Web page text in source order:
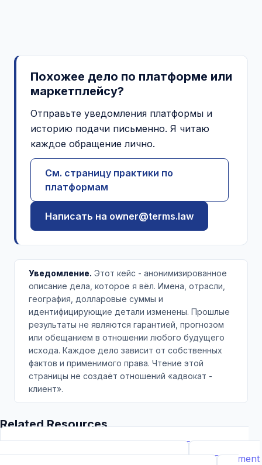
Похожее дело по платформе или
маркетплейсу?
Отправьте уведомления платформы и
историю подачи письменно. Я читаю
каждое обращение лично.
См. страницу практики по
платформам
Написать на owner@terms.law
Уведомление. Этот кейс - анонимизированное
описание дела, которое я вёл. Имена, отрасли,
география, долларовые суммы и
идентифицирующие детали изменены. Прошлые
результаты не являются гарантией, прогнозом
или обещанием в отношении любого будущего
исхода. Каждое дело зависит от собственных
фактов и применимого права. Чтение этой
страницы не создаёт отношений «адвокат -
клиент».
Related Resources
📝 Free Demand Letter Template — 1,050+ Attorney-
Drafted Templates by ... Demand Letter 📄 Document